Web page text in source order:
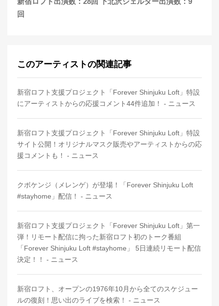
回
このアーティストの関連記事
新宿ロフト支援プロジェクト「Forever Shinjuku Loft」特設
にアーティストからの応援コメント44件追加！ - ニュース
新宿ロフト支援プロジェクト「Forever Shinjuku Loft」特設
サイト公開！オリジナルマスク販売やアーティストからの応
援コメントも！ - ニュース
クボケンジ（メレンゲ）が登場！「Forever Shinjuku Loft
#stayhome」配信！ - ニュース
新宿ロフト支援プロジェクト「Forever Shinjuku Loft」第一
弾！リモート配信に拘った新宿ロフト初のトーク番組
「Forever Shinjuku Loft #stayhome」 5日連続リモート配信
決定！！ - ニュース
新宿ロフト、オープンの1976年10月から全てのスケジュー
ルの復刻！思い出のライブを検索！ - ニュース